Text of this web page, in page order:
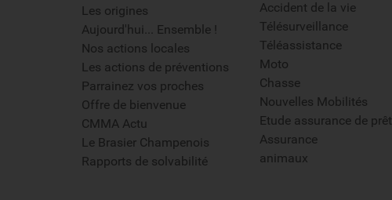
Les origines
Aujourd'hui... Ensemble !
Nos actions locales
Les actions de préventions
Parrainez vos proches
Offre de bienvenue
CMMA Actu
Le Brasier Champenois
Rapports de solvabilité
Accident de la vie
Télésurveillance
Téléassistance
Moto
Chasse
Nouvelles Mobilités
Etude assurance de prêt
Assurance
animaux